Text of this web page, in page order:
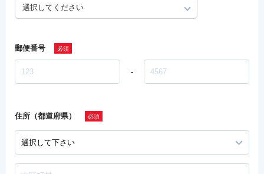
選択してください
郵便番号
-
住所（都道府県）